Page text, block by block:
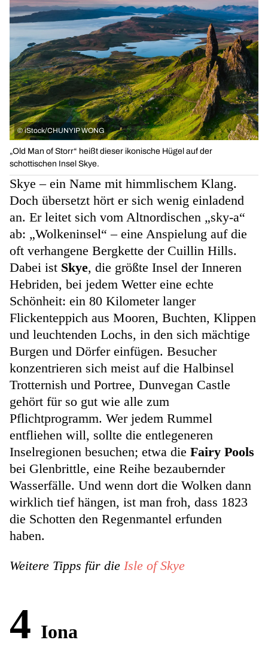
© iStock/CHUNYIP WONG
„Old Man of Storr“ heißt dieser ikonische Hügel auf der
schottischen Insel Skye.
Skye – ein Name mit himmlischem Klang.
Doch übersetzt hört er sich wenig einladend
an. Er leitet sich vom Altnordischen „sky-a“
ab: „Wolkeninsel“ – eine Anspielung auf die
oft verhangene Bergkette der Cuillin Hills.
Dabei ist Skye, die größte Insel der Inneren
Hebriden, bei jedem Wetter eine echte
Schönheit: ein 80 Kilometer langer
Flickenteppich aus Mooren, Buchten, Klippen
und leuchtenden Lochs, in den sich mächtige
Burgen und Dörfer einfügen. Besucher
konzentrieren sich meist auf die Halbinsel
Trotternish und Portree, Dunvegan Castle
gehört für so gut wie alle zum
Pflichtprogramm. Wer jedem Rummel
entfliehen will, sollte die entlegeneren
Inselregionen besuchen; etwa die Fairy Pools
bei Glenbrittle, eine Reihe bezaubernder
Wasserfälle. Und wenn dort die Wolken dann
wirklich tief hängen, ist man froh, dass 1823
die Schotten den Regenmantel erfunden
haben.
Weitere Tipps für die Isle of Skye
4 Iona